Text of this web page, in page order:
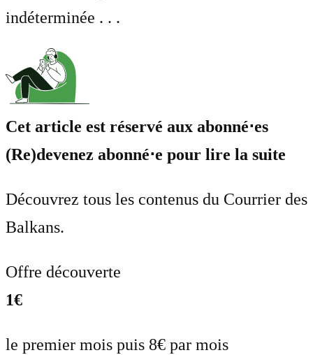
indéterminée . . .
Cet article est réservé aux abonné⋅es
(Re)devenez abonné⋅e pour lire la suite
Découvrez tous les contenus du Courrier des
Balkans.
Offre découverte
1€
le premier mois puis 8€ par mois